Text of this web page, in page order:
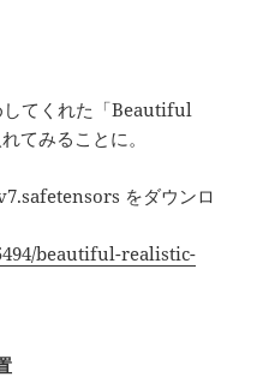
てくれた「Beautiful
てみることに。
をダウンロ
beautiful-realistic-